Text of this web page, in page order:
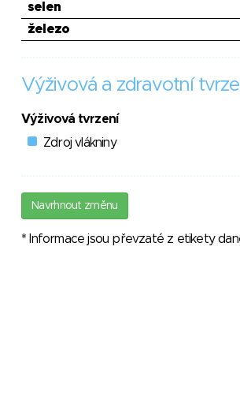
selen
železo
Výživová a zdravotní
Výživová tvrzení
Zdroj vlákniny
Navrhnout změnu
* Informace jsou převzaté z etikety